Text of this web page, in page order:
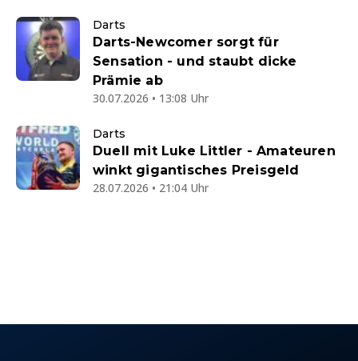
Darts
Darts-Newcomer sorgt für
Sensation - und staubt dicke
Prämie ab
30.07.2026 • 13:08 Uhr
Darts
Duell mit Luke Littler - Amateuren
winkt gigantisches Preisgeld
28.07.2026 • 21:04 Uhr